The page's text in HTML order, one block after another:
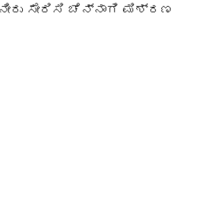
ಸೇರಿಸಿ ಚೆನ್ನಾಗಿ ಮಿಶ್ರಣ